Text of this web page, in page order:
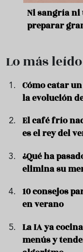
Ni sangría ni
preparar
Lo más leído
Cómo catar
la evolución
El café frío
es el rey del
¿Qué ha
elimina su
10 consejos
en verano
La IA ya
menús y